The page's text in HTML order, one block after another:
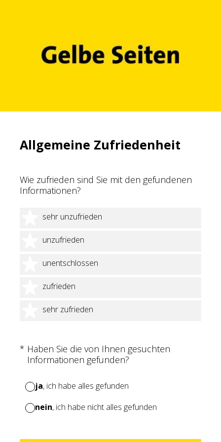
Allgemeine Zufriedenheit
Wie zufrieden sind Sie mit den gefundenen
Informationen?
sehr unzufrieden
1 Stern
unzufrieden
2 Sterne
unentschlossen
3 Sterne
zufrieden
4 Sterne
sehr zufrieden
5 Sterne
* Haben Sie die von Ihnen gesuchten
Informationen gefunden?
(Erforderlich.)
ja, ich habe alles gefunden
nein, ich habe nicht alles gefunden